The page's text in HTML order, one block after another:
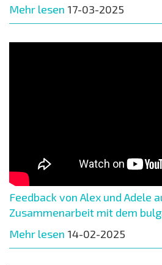
Mehr lesen 17-03-2025
Feedback von Alex und Adele
Zusammenarbeit mit dem
Mehr lesen 14-02-2025